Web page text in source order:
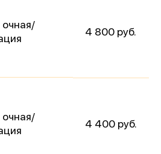
4 800 руб.
4 400 руб.